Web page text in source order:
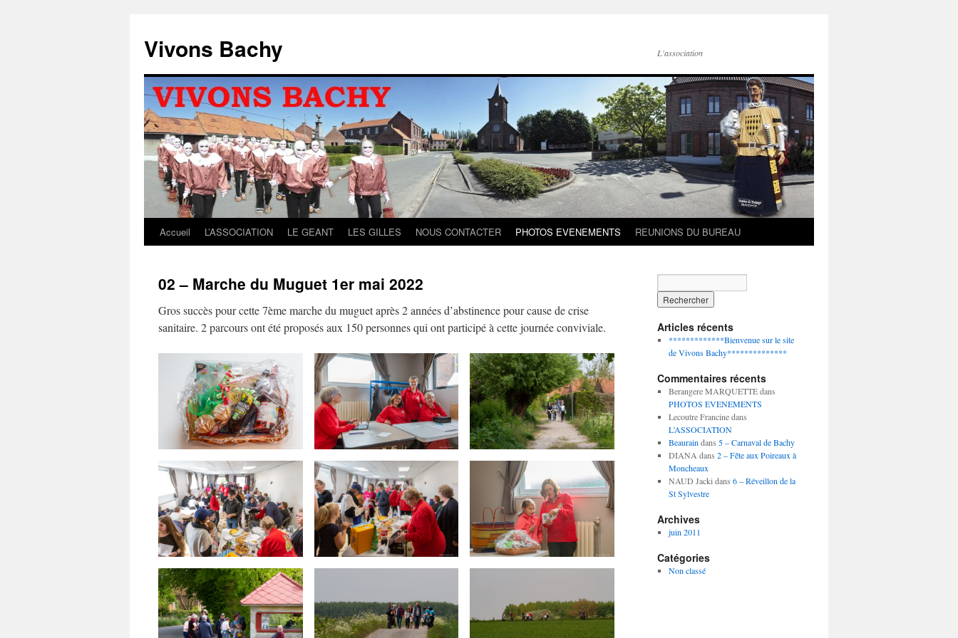
contenu
Vivons Bachy L'association
Accueil L’ASSOCIATION LE GEANT LES GILLES NOUS CONTACTER PHOTOS EVENEMENTS REUNIONS DU BUREAU
02 – Marche du Muguet 1er mai 2022
Gros succès pour cette 7ème marche du muguet après 2 années d’abstinence pour cause de crise
sanitaire. 2 parcours ont été proposés aux 150 personnes qui ont participé à cette journée conviviale.
Articles récents
*************Bienvenue sur le site
de Vivons Bachy**************
Commentaires récents
Berangere MARQUETTEdans
PHOTOS EVENEMENTS
Lecoutre Francinedans
L’ASSOCIATION
Beaurain dans 5 – Carnaval de Bachy
DIANA dans 2 – Fête aux Poireaux à
Moncheaux
NAUD Jacki dans 6 – Réveillon de la
St Sylvestre
Archives
juin 2011
Catégories
Non classé